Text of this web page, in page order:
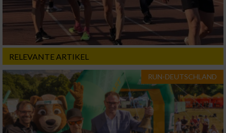
RELEVANTE ARTIKEL
RUN-DEUTSCHLAND